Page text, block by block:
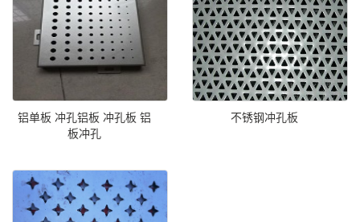
铝单板 冲孔铝板 冲孔板 铝
板冲孔
不锈钢冲孔板